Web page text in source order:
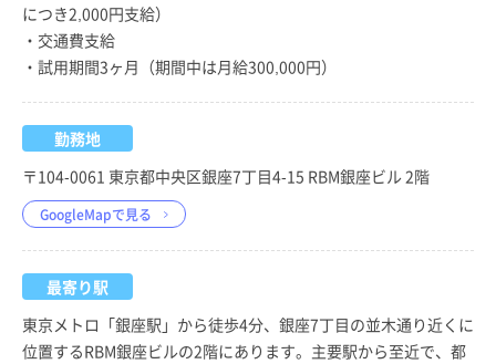
につき2,000円支給）
・交通費支給
・試用期間3ヶ月（期間中は月給300,000円）
勤務地
〒104-0061 東京都中央区銀座7丁目4-15 RBM銀座ビル 2階
GoogleMapで見る
最寄り駅
東京メトロ「銀座駅」から徒歩4分、銀座7丁目の並木通り近くに
位置するRBM銀座ビルの2階にあります。主要駅から至近で、都